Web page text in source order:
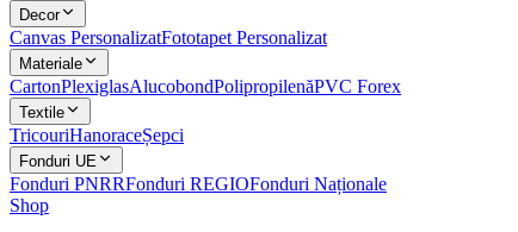
Decor
Canvas PersonalizatFototapet Personalizat
Materiale
CartonPlexiglasAlucobondPolipropilenăPVC Forex
Textile
TricouriHanoraceȘepci
Fonduri UE
Fonduri PNRRFonduri REGIOFonduri Naționale
Shop